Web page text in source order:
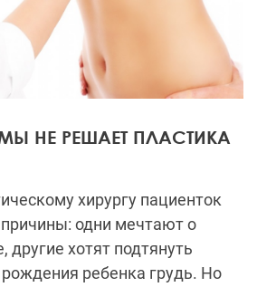
НЕ РЕШАЕТ ПЛАСТИКА
хирургу пациенток
одни мечтают о
хотят подтянуть
ребенка грудь. Но